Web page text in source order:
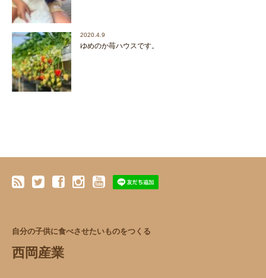
2020.4.9
ゆめのか苺ハウスです。
自分の子供に食べさせたいものをつくる
西岡産業